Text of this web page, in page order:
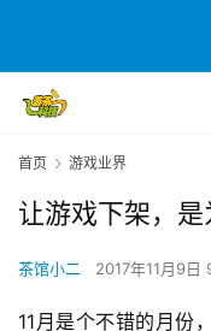
首页 游戏业界
让游戏下架，
茶馆小二 2017年11月9日
11月是个不错的月份